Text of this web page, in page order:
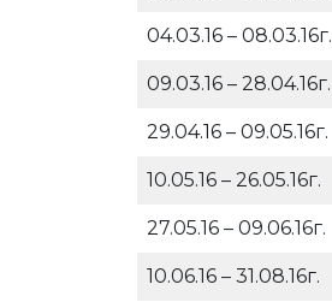
04.03.16 – 08.03.16г.
09.03.16 – 28.04.16г.
29.04.16 – 09.05.16г.
10.05.16 – 26.05.16г.
27.05.16 – 09.06.16г.
10.06.16 – 31.08.16г.